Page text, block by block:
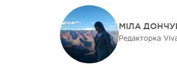
МІЛА
Редакторка